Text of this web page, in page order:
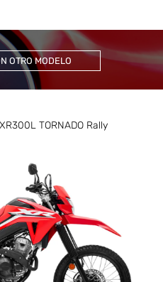
OTRO MODELO
XR300L TORNADO Rally